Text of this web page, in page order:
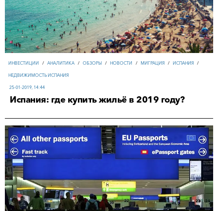
ИНВЕСТИЦИИ / АНАЛИТИКА / ОБЗОРЫ / НОВОСТИ / МИГРАЦИЯ / ИСПАНИЯ /
НЕДВИЖИМОСТЬ ИСПАНИЯ
25-01-2019, 14:44
Испания: где купить жильё в 2019 году?